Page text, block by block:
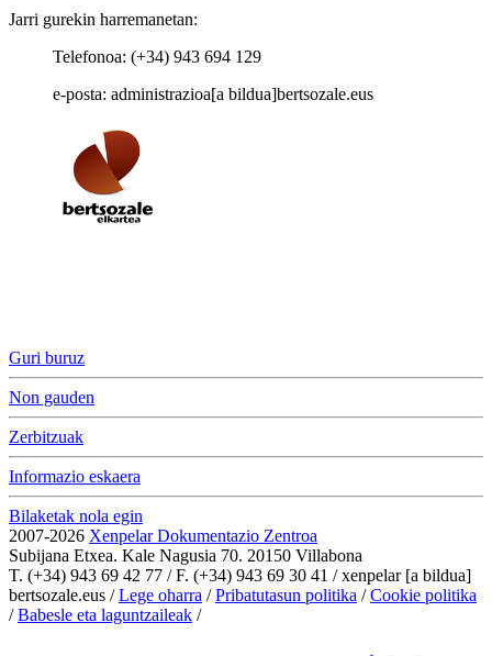
Jarri gurekin harremanetan:
Telefonoa: (+34) 943 694 129
e-posta: administrazioa[a bildua]bertsozale.eus
Guri buruz
Non gauden
Zerbitzuak
Informazio eskaera
Bilaketak nola egin
2007-2026 Xenpelar Dokumentazio Zentroa
Subijana Etxea. Kale Nagusia 70. 20150 Villabona
T. (+34) 943 69 42 77 / F. (+34) 943 69 30 41 / xenpelar [a bildua]
bertsozale.eus /Lege oharra /Pribatutasun politika /Cookie politika
/Babesle eta laguntzaileak /